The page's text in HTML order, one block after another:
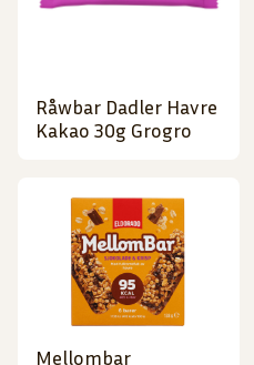
Råwbar Dadler Havre
Kakao 30g Grogro
Mellombar